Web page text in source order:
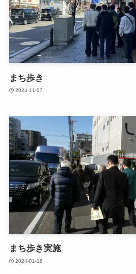
まち歩き
2024-11-07
まち歩き実施
2024-01-16